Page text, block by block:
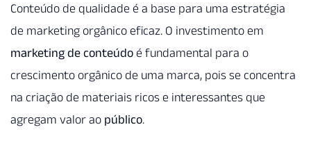
Conteúdo de qualidade é a base para uma estratégia
de marketing orgânico eficaz. O investimento em
marketing de conteúdo é fundamental para o
crescimento orgânico de uma marca, pois se concentra
na criação de materiais ricos e interessantes que
agregam valor ao público.